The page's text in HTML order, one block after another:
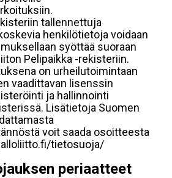
tallennettuja
henkilötietoja voidaan
syöttää suoraan
Pelipaikka -rekisteriin.
on urheilutoimintaan
vaadittavan lisenssin
ja hallinnointi
Lisätietoja Suomen
voit saada osoitteesta
tietosuoja/
periaatteet